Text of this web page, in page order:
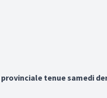
tenue samedi